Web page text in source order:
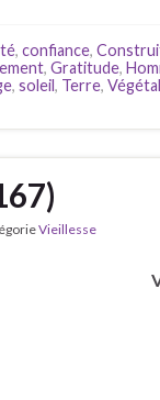
, confiance,
, Gratitude,
, soleil, Terre, Végétal
Vieillesse